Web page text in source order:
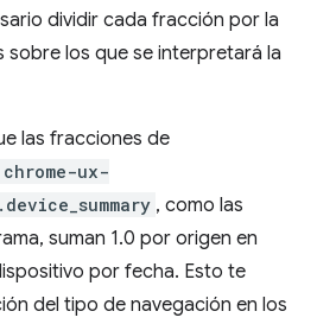
dividir cada fracción por la
sobre los que se interpretará la
las fracciones de
chrome-ux-
, como las
suman 1.0 por origen en
por fecha. Esto te
del tipo de navegación en los